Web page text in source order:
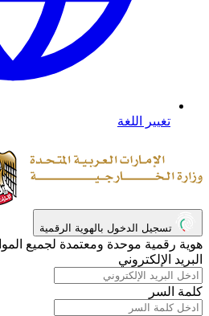
تغيير اللغة
هوية رقمية موحدة ومعتمدة لجميع
البريد الإلكتروني
كلمة السر